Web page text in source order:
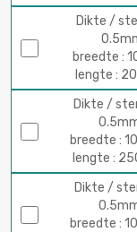
Dikte /
breedte :
lengte :
Dikte /
breedte :
lengte :
Dikte /
breedte :